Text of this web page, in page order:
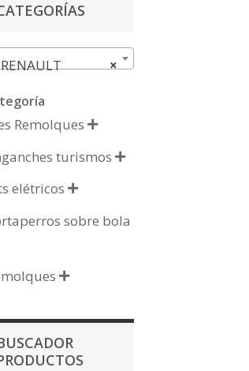
×
Remolques 
turismos 
elétricos 
sobre bola
